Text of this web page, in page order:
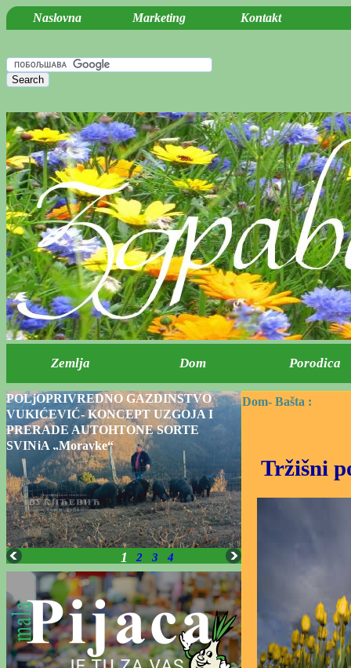
Naslovna Marketing Kontakt
POLjOPRIVREDNO GAZDINSTVO
VUKIĆEVIĆ- KONCEPT UZGOJA I
PRERADE AUTOHTONE SORTE
SVINjA „Moravke“
1 2 3 4
Dom- Bašta :
Tržišni
Zemlja Dom Porodica